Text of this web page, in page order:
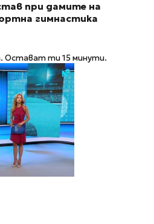
при дамите на
гимнастика
Остават ти 15 минути.